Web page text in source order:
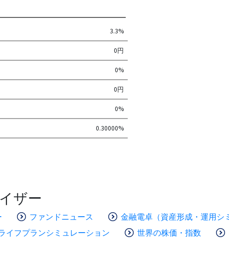
3.3%
0円
0%
0円
0%
0.30000%
ザー
ファンドニュース 金融電卓（資産形成・運用シ
イフプランシミュレーション 世界の株価・指数